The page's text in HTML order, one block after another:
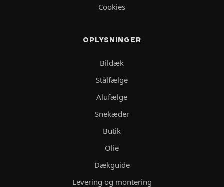
Cookies
OPLYSNINGER
Bildæk
Stålfælge
Alufælge
Snekæder
Butik
Olie
Dækguide
Levering og montering